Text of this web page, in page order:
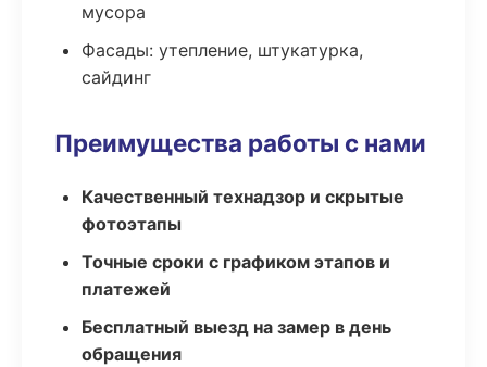
мусора
Фасады: утепление, штукатурка,
сайдинг
Преимущества работы с нами
Качественный технадзор и скрытые
фотоэтапы
Точные сроки с графиком этапов и
платежей
Бесплатный выезд на замер в день
обращения